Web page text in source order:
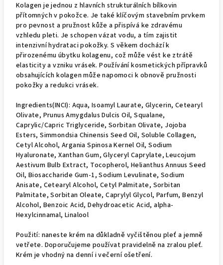
Kolagen je jednou z hlavních strukturálních bílkovin
přítomných v pokožce. Je také klíčovým stavebním prvkem
pro pevnost a pružnost kůže a přispívá ke zdravému
vzhledu pleti. Je schopen vázat vodu, a tím zajistit
intenzivní hydrataci pokožky. S věkem dochází k
přirozenému úbytku kolagenu, což může vést ke ztrátě
elasticity a vzniku vrásek. Používání kosmetických přípravků
obsahujících kolagen může napomoci k obnově pružnosti
pokožky a redukci vrásek.
Ingredients(INCI): Aqua, Isoamyl Laurate, Glycerin, Cetearyl
Olivate, Prunus Amygdalus Dulcis Oil, Squalane,
Caprylic/Capric Triglyceride, Sorbitan Olivate, Jojoba
Esters, Simmondsia Chinensis Seed Oil, Soluble Collagen,
Cetyl Alcohol, Argania Spinosa Kernel Oil, Sodium
Hyaluronate, Xanthan Gum, Glyceryl Caprylate, Leucojum
Aestivum Bulb Extract, Tocopherol, Helianthus Annuus Seed
Oil, Biosaccharide Gum-1, Sodium Levulinate, Sodium
Anisate, Cetearyl Alcohol, Cetyl Palmitate, Sorbitan
Palmitate, Sorbitan Oleate, Caprylyl Glycol, Parfum, Benzyl
Alcohol, Benzoic Acid, Dehydroacetic Acid, alpha-
Hexylcinnamal, Linalool
Použití: naneste krém na důkladně vyčištěnou pleť a jemně
vetřete. Doporučujeme používat pravidelně na zralou pleť.
Krém je vhodný na denní i večerní ošetření.